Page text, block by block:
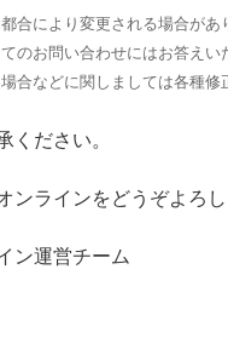
合により変更される場合があ
のお問い合わせにはお答えい
合などに関しましては各種修
ください。
ンラインをどうぞよろし
ン運営チーム